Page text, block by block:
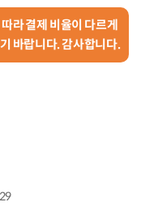
라 결제 비율이 다르게
바랍니다. 감사합니다.